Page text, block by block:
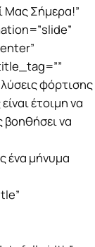
Μας Σήμερα!”
φόρτισης
έτοιμη να
βοηθήσει να
ένα μήνυμα